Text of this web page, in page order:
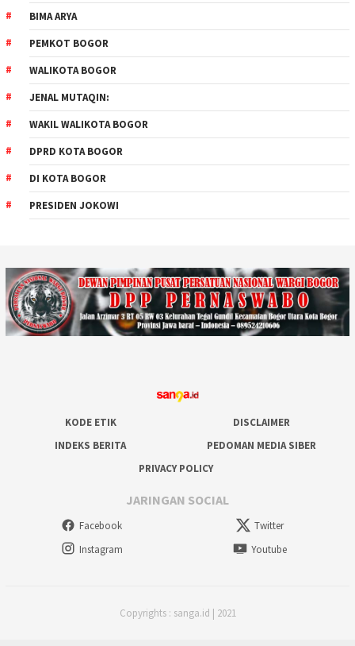
BIMA ARYA
PEMKOT BOGOR
WALIKOTA BOGOR
JENAL MUTAQIN:
WAKIL WALIKOTA BOGOR
DPRD KOTA BOGOR
DI KOTA BOGOR
PRESIDEN JOKOWI
KODE ETIK
DISCLAIMER
INDEKS BERITA
PEDOMAN MEDIA SIBER
PRIVACY POLICY
JARINGAN SOCIAL
Facebook
Twitter
Instagram
Youtube
Copyrights : sanga.id | 2021